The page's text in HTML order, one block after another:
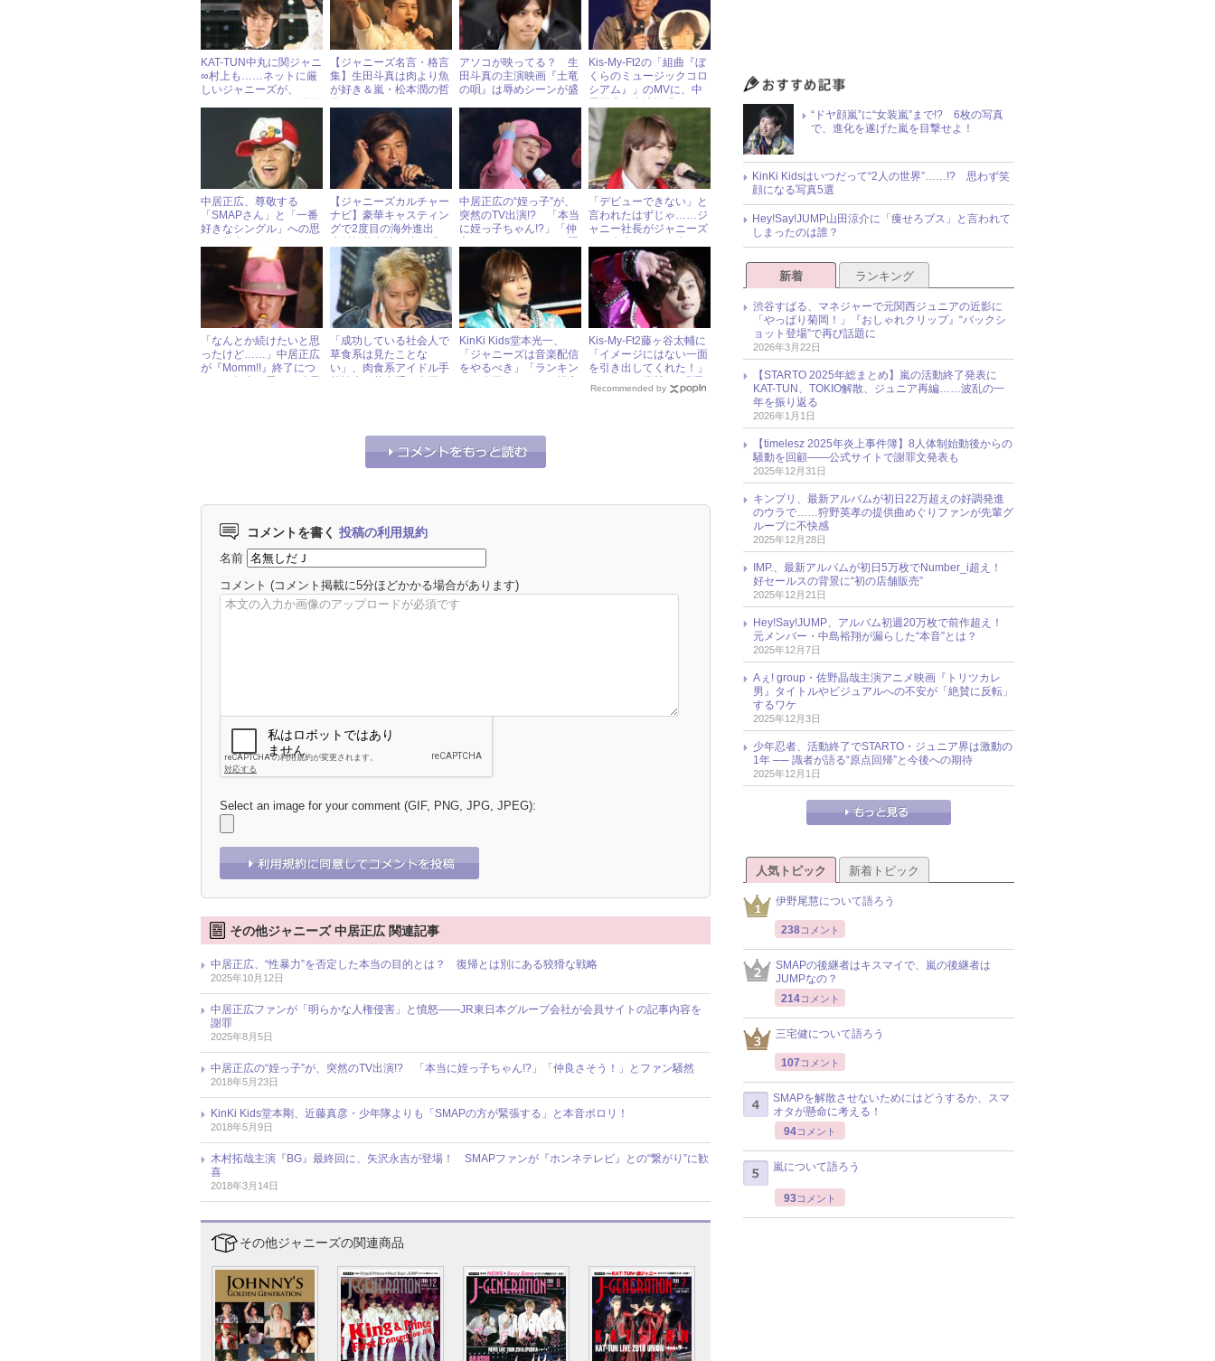
KAT-TUN中丸に関ジャニ
∞村上も……ネットに厳
しいジャニーズが、
【ジャニーズ名言・格言
集】生田斗真は肉より魚
が好き＆嵐・松本潤の哲
アソコが映ってる？ 生
田斗真の主演映画『土竜
の唄』は辱めシーンが盛
Kis-My-Ft2の「組曲『ぼ
くらのミュージックコロ
シアム』」のMVに、中
中居正広、尊敬する
「SMAPさん」と「一番
好きなシングル」への思
【ジャニーズカルチャー
ナビ】豪華キャスティン
グで2度目の海外進出
イ・カム・ウィズ・ザ・
レイン』
中居正広の“姪っ子”が、
突然のTV出演!? 「本当
に姪っ子ちゃん!?」「仲
「デビューできない」と
言われたはずじゃ……ジ
ャニー社長がジャニーズ
ある一言
「なんとか続けたいと思
ったけど……」中居正広
が『Momm!!』終了につ
「成功している社会人で
草食系は見たことな
い」、肉食系アイドル手
KinKi Kids堂本光一、
「ジャニーズは音楽配信
をやるべき」「ランキン
Kis-My-Ft2藤ヶ谷太輔に
「イメージにはない一面
を引き出してくれた！」
とファンが賞賛!! 『櫻
子さん』最終回
Recommended by
コメントを書く 投稿の利用規約
名前
コメント (コメント掲載に5分ほどかかる場合があります)
Select an image for your comment (GIF, PNG, JPG, JPEG):
その他ジャニーズ 中居正広 関連記事
中居正広、“性暴力”を否定した本当の目的とは？ 復帰とは別にある狡猾な戦略
2025年10月12日
中居正広ファンが「明らかな人権侵害」と憤怒――JR東日本グループ会社が会員サイトの記事内容を
謝罪
2025年8月5日
中居正広の“姪っ子”が、突然のTV出演!? 「本当に姪っ子ちゃん!?」「仲良さそう！」とファン騒然
2018年5月23日
KinKi Kids堂本剛、近藤真彦・少年隊よりも「SMAPの方が緊張する」と本音ポロリ！
2018年5月9日
木村拓哉主演『BG』最終回に、矢沢永吉が登場！ SMAPファンが『ホンネテレビ』との“繋がり”に歓
喜
2018年3月14日
その他ジャニーズの関連商品
“ドヤ顔嵐”に“女装嵐”まで!? 6枚の写真
で、進化を遂げた嵐を目撃せよ！
KinKi Kidsはいつだって“2人の世界”……!? 思わず笑
顔になる写真5選
Hey!Say!JUMP山田涼介に「痩せろブス」と言われて
しまったのは誰？
新着 ランキング
渋谷すばる、マネジャーで元関西ジュニアの近影に
「やっぱり菊岡！」『おしゃれクリップ』“バックシ
ョット登場”で再び話題に
2026年3月22日
【STARTO 2025年総まとめ】嵐の活動終了発表に
KAT-TUN、TOKIO解散、ジュニア再編……波乱の一
年を振り返る
2026年1月1日
【timelesz 2025年炎上事件簿】8人体制始動後からの
騒動を回顧――公式サイトで謝罪文発表も
2025年12月31日
キンプリ、最新アルバムが初日22万超えの好調発進
のウラで……狩野英孝の提供曲めぐりファンが先輩グ
ループに不快感
2025年12月28日
IMP.、最新アルバムが初日5万枚でNumber_i超え！
好セールスの背景に“初の店舗販売”
2025年12月21日
Hey!Say!JUMP、アルバム初週20万枚で前作超え！
元メンバー・中島裕翔が漏らした“本音”とは？
2025年12月7日
Aぇ! group・佐野晶哉主演アニメ映画『トリツカレ
男』タイトルやビジュアルへの不安が「絶賛に反転」
するワケ
2025年12月3日
少年忍者、活動終了でSTARTO・ジュニア界は激動の
1年 ── 識者が語る“原点回帰”と今後への期待
2025年12月1日
人気トピック 新着トピック
伊野尾慧について語ろう
238コメント
SMAPの後継者はキスマイで、嵐の後継者は
JUMPなの？
214コメント
三宅健について語ろう
107 コメント
SMAPを解散させないためにはどうするか、スマ
オタが懸命に考える！
94コメント
嵐について語ろう
93コメント